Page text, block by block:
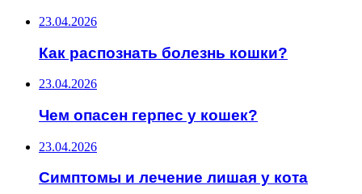
23.04.2026
Как распознать болезнь кошки?
23.04.2026
Чем опасен герпес у кошек?
23.04.2026
Симптомы и лечение лишая у кота